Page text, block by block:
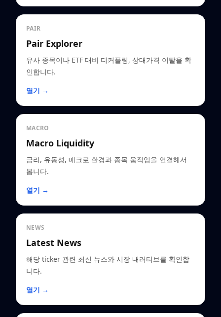
PAIR
Pair Explorer
유사 종목이나 ETF 대비 디커플링, 상대가격 이탈을 확
인합니다.
열기 →
MACRO
Macro Liquidity
금리, 유동성, 매크로 환경과 종목 움직임을 연결해서
봅니다.
열기 →
NEWS
Latest News
해당 ticker 관련 최신 뉴스와 시장 내러티브를 확인합
니다.
열기 →